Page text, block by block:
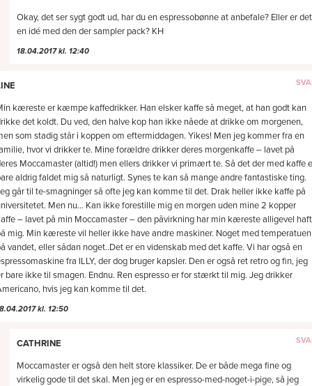
18.04.2017 kl. 12:40
Okay, det ser sygt godt ud, har du en espressobønne at anbefale? Eller er det
en idé med den der sampler pack? KH
kl. 12:50
kæreste er kæmpe kaffedrikker. Han elsker kaffe så meget, at han godt kan
det koldt. Du ved, den halve kop han ikke nåede at drikke om morgenen,
som stadig står i koppen om eftermiddagen. Yikes! Men jeg kommer fra en
hvor vi drikker te. Mine forældre drikker deres morgenkaffe – lavet på
Moccamaster (altid!) men ellers drikker vi primært te. Så det der med kaffe
aldrig faldet mig så naturligt. Synes te kan så mange andre fantastiske ting.
går til te-smagninger så ofte jeg kan komme til det. Drak heller ikke kaffe på
Men nu… Kan ikke forestille mig en morgen uden mine 2 kopper
– lavet på min Moccamaster – den påvirkning har min kæreste alligevel haft
mig. Min kæreste vil heller ikke have andre maskiner. Noget med temperatuen
vandet, eller sådan noget..Det er en videnskab med det kaffe. Vi har også en
fra ILLY, der dog bruger kapsler. Den er også ret retro og fin, jeg
bare ikke til smagen. Endnu. Ren espresso er for stærkt til mig. Jeg drikker
hvis jeg kan komme til det.
CATHRINE
Moccamaster er også den helt store klassiker. De er både mega fine og
virkelig gode til det skal. Men jeg er en espresso-med-noget-i-pige, så jeg